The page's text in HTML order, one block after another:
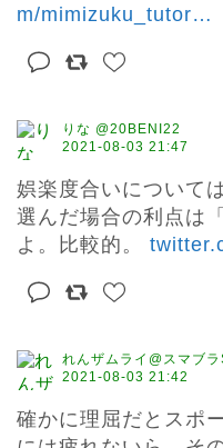
m/mimizuku_tutor…
りな @20BENI22
2021-08-03 21:47
娯楽度合いについて
選んだ場合の利点は
よ。比較的。
れんザムライ@スマブ
2021-08-03 21:42
確かに理屈だとスポ